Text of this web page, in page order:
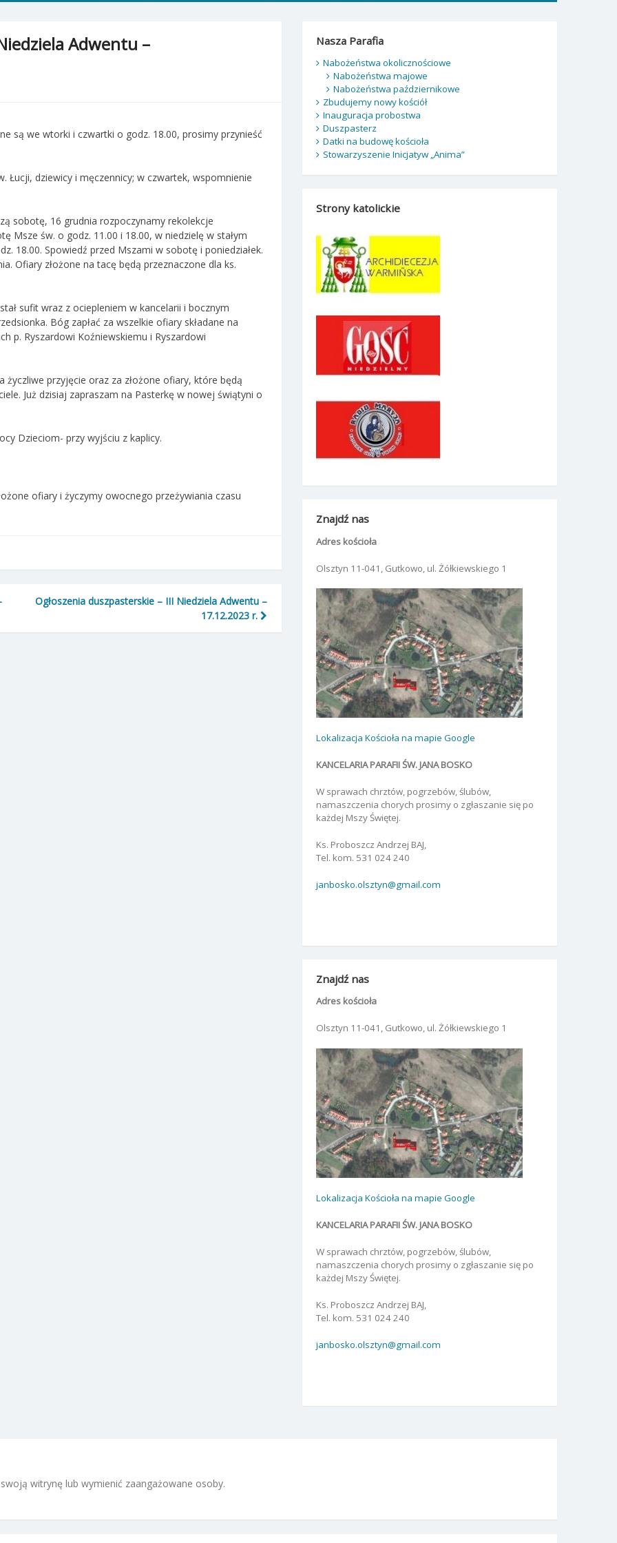
Adwentu –
są we wtorki i czwartki o godz. 18.00, prosimy przynieść
Łucji, dziewicy i męczennicy; w czwartek, wspomnienie
sobotę, 16 grudnia rozpoczynamy rekolekcje
Msze św. o godz. 11.00 i 18.00, w niedzielę w stałym
18.00. Spowiedź przed Mszami w sobotę i poniedziałek.
Ofiary złożone na tacę będą przeznaczone dla ks.
sufit wraz z ociepleniem w kancelarii i bocznym
Bóg zapłać za wszelkie ofiary składane na
p. Ryszardowi Koźniewskiemu i Ryszardowi
życzliwe przyjęcie oraz za złożone ofiary, które będą
Już dzisiaj zapraszam na Pasterkę w nowej świątyni o
Dzieciom- przy wyjściu z kaplicy.
ofiary i życzymy owocnego przeżywiania czasu
Ogłoszenia duszpasterskie – III Niedziela Adwentu –
17.12.2023 r.
Nasza Parafia
Nabożeństwa okolicznościowe
Nabożeństwa majowe
Nabożeństwa październikowe
Zbudujemy nowy kościół
Inauguracja probostwa
Duszpasterz
Datki na budowę kościoła
Stowarzyszenie Inicjatyw „Anima”
Strony katolickie
Znajdź nas
Adres kościoła
Olsztyn 11-041, Gutkowo, ul. Żółkiewskiego 1
Lokalizacja Kościoła na mapie Google
KANCELARIA PARAFII ŚW. JANA BOSKO
W sprawach chrztów, pogrzebów, ślubów,
namaszczenia chorych prosimy o zgłaszanie się po
każdej Mszy Świętej.
Ks. Proboszcz Andrzej BAJ,
Tel. kom. 531 024 240
janbosko.olsztyn@gmail.com
Znajdź nas
Adres kościoła
Olsztyn 11-041, Gutkowo, ul. Żółkiewskiego 1
Lokalizacja Kościoła na mapie Google
KANCELARIA PARAFII ŚW. JANA BOSKO
W sprawach chrztów, pogrzebów, ślubów,
namaszczenia chorych prosimy o zgłaszanie się po
każdej Mszy Świętej.
Ks. Proboszcz Andrzej BAJ,
Tel. kom. 531 024 240
janbosko.olsztyn@gmail.com
witrynę lub wymienić zaangażowane osoby.